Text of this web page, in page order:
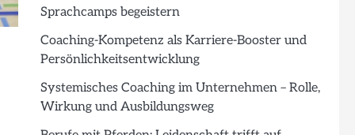
Sprachcamps begeistern
Coaching-Kompetenz als Karriere-Booster und
Persönlichkeitsentwicklung
Systemisches Coaching im Unternehmen – Rolle,
Wirkung und Ausbildungsweg